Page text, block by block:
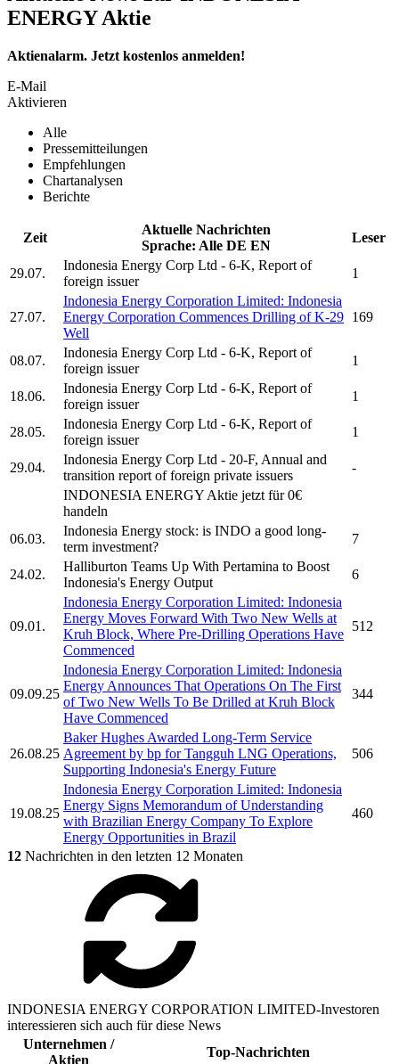
ENERGY Aktie
Aktienalarm. Jetzt kostenlos anmelden!
E-Mail
Aktivieren
Alle
Pressemitteilungen
Empfehlungen
Chartanalysen
Berichte
Zeit
Aktuelle Nachrichten
Sprache: Alle DE EN
Leser
29.07.
Indonesia Energy Corp Ltd - 6-K, Report of
foreign issuer
1
27.07.
Indonesia Energy Corporation Limited: Indonesia
Energy Corporation Commences Drilling of K-29
Well
169
08.07.
Indonesia Energy Corp Ltd - 6-K, Report of
foreign issuer
1
18.06.
Indonesia Energy Corp Ltd - 6-K, Report of
foreign issuer
1
28.05.
Indonesia Energy Corp Ltd - 6-K, Report of
foreign issuer
1
29.04.
Indonesia Energy Corp Ltd - 20-F, Annual and
transition report of foreign private issuers
-
INDONESIA ENERGY Aktie jetzt für 0€
handeln
06.03.
Indonesia Energy stock: is INDO a good long-
term investment?
7
24.02.
Halliburton Teams Up With Pertamina to Boost
Indonesia's Energy Output
6
09.01.
Indonesia Energy Corporation Limited: Indonesia
Energy Moves Forward With Two New Wells at
Kruh Block, Where Pre-Drilling Operations Have
Commenced
512
09.09.25
Indonesia Energy Corporation Limited: Indonesia
Energy Announces That Operations On The First
of Two New Wells To Be Drilled at Kruh Block
Have Commenced
344
26.08.25
Baker Hughes Awarded Long-Term Service
Agreement by bp for Tangguh LNG Operations,
Supporting Indonesia's Energy Future
506
19.08.25
Indonesia Energy Corporation Limited: Indonesia
Energy Signs Memorandum of Understanding
with Brazilian Energy Company To Explore
Energy Opportunities in Brazil
460
12 Nachrichten in den letzten 12 Monaten
INDONESIA ENERGY CORPORATION LIMITED-Investoren
interessieren sich auch für diese News
Unternehmen /
Aktien
Top-Nachrichten